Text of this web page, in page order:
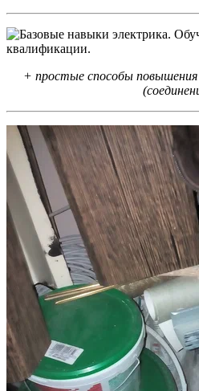
+ простые способы